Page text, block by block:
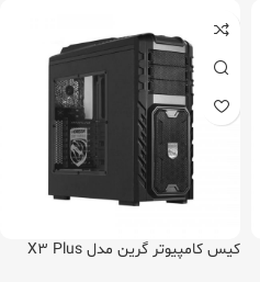
کیس کامپیوتر گرین مدل X3 Plus